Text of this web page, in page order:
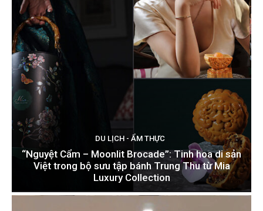
DU LỊCH - ẨM THỰC
“Nguyệt Cẩm – Moonlit Brocade”: Tinh hoa di sản
Việt trong bộ sưu tập bánh Trung Thu từ Mia
Luxury Collection